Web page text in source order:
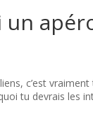
un
c’est
tu devrais les